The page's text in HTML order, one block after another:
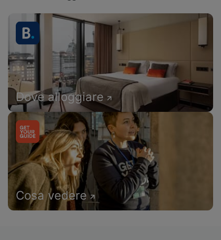
Dove alloggiare
Cosa vedere